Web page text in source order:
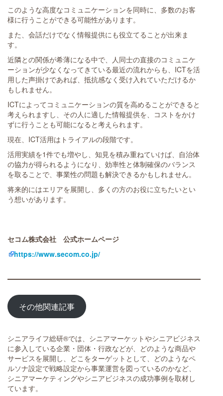
このような高度なコミュニケーションを同時に、多数のお客
様に行うことができる可能性があります。
また、会話だけでなく情報提供にも役立てることが出来ま
す。
近隣との関係が希薄になる中で、人同士の直接のコミュニケ
ーションが少なくなってきている最近の流れからも、ICTを活
用した声掛けであれば、抵抗感なく受け入れていただけるか
もしれません。
ICTによってコミュニケーションの質を高めることができると
考えられますし、その人に適した情報提供を、コストをかけ
ずに行うことも可能になると考えられます。
現在、ICT活用はトライアルの段階です。
活用実績を1件でも増やし、知見を積み重ねていけば、自治体
の協力が得られるようになり、効率性と体制確保のバランス
を取ることで、事業性の問題も解決できるかもしれません。
将来的にはエリアを展開し、多くの方のお役に立ちたいとい
う想いがあります。
セコム株式会社 公式ホームページ
https://www.secom.co.jp/
その他関連記事
シニアライフ総研®では、シニアマーケットやシニアビジネス
に参入している企業・団体・行政などが、どのような商品や
サービスを展開し、どこをターゲットとして、どのようなペ
ルソナ設定で戦略設定から事業運営を図っているのかなど、
シニアマーケティングやシニアビジネスの成功事例を取材し
ています。